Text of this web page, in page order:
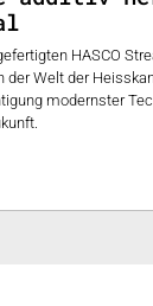
HASCO
der Welt der
modernster